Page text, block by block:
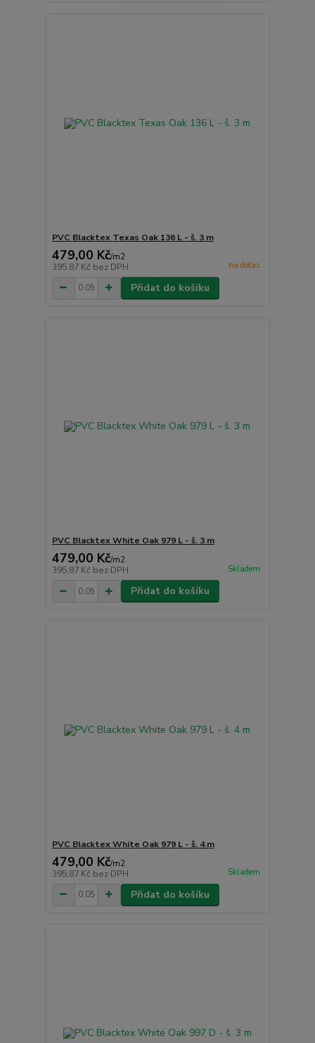
PVC Blacktex Texas Oak 136 L - š. 3 m
479,00 Kč/m2
395,87 Kč bez DPH na dotaz
Přidat do košíku
PVC Blacktex White Oak 979 L - š. 3 m
479,00 Kč/m2
395,87 Kč bez DPH Skladem
Přidat do košíku
PVC Blacktex White Oak 979 L - š. 4 m
479,00 Kč/m2
395,87 Kč bez DPH Skladem
Přidat do košíku